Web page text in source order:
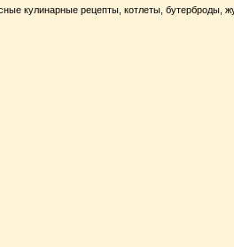
кулинарные рецепты, котлеты, бутерброды,